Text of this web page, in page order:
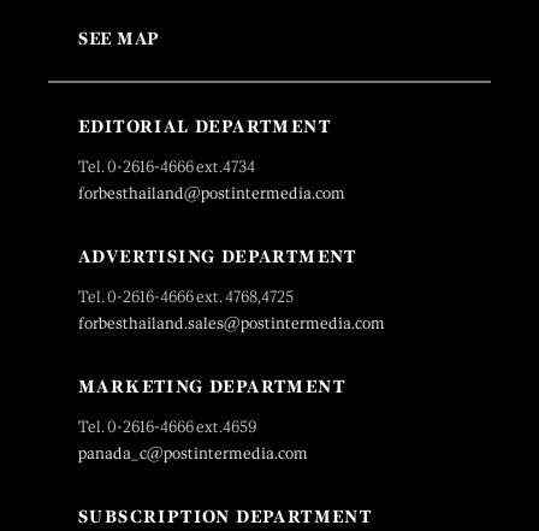
SEE MAP
EDITORIAL DEPARTMENT
Tel. 0-2616-4666 ext.4734
forbesthailand@postintermedia.com
ADVERTISING DEPARTMENT
Tel. 0-2616-4666 ext. 4768,4725
forbesthailand.sales@postintermedia.com
MARKETING DEPARTMENT
Tel. 0-2616-4666 ext.4659
panada_c@postintermedia.com
SUBSCRIPTION DEPARTMENT